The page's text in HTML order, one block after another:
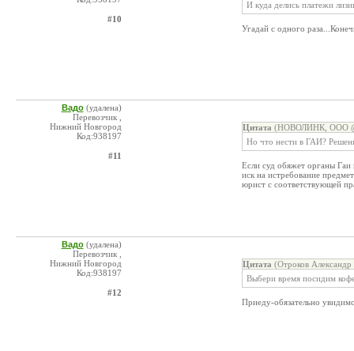
#10
И куда делись платежи
Угадай с одного
Вадо (удалена)
Перевозчик ,
Нижний Новгород
Код:938197
#11
Цитата (НОВОЛИНК, ООО
Но что нести в ГАИ?
Если суд обяжет органы Гаи
иск на истребование
юрист с соответствующей
Вадо (удалена)
Перевозчик ,
Нижний Новгород
Код:938197
#12
Цитата (Отроков
Выбери время посидим
Приеду-обязательно